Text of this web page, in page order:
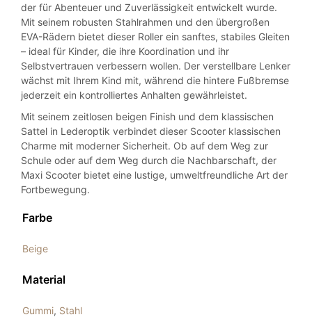
der für Abenteuer und Zuverlässigkeit entwickelt wurde.
Mit seinem robusten Stahlrahmen und den übergroßen
EVA-Rädern bietet dieser Roller ein sanftes, stabiles Gleiten
– ideal für Kinder, die ihre Koordination und ihr
Selbstvertrauen verbessern wollen. Der verstellbare Lenker
wächst mit Ihrem Kind mit, während die hintere Fußbremse
jederzeit ein kontrolliertes Anhalten gewährleistet.
Mit seinem zeitlosen beigen Finish und dem klassischen
Sattel in Lederoptik verbindet dieser Scooter klassischen
Charme mit moderner Sicherheit. Ob auf dem Weg zur
Schule oder auf dem Weg durch die Nachbarschaft, der
Maxi Scooter bietet eine lustige, umweltfreundliche Art der
Fortbewegung.
Farbe
Beige
Material
Gummi, Stahl